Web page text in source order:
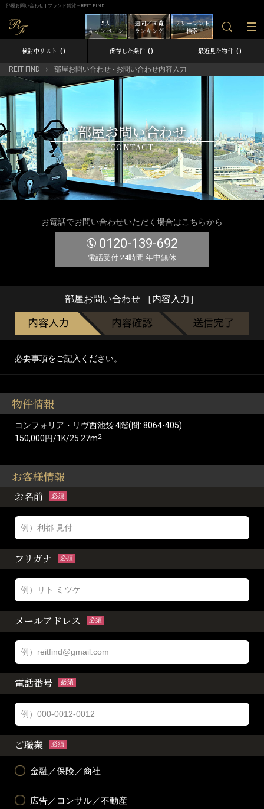
部屋お問い合わせ | ブランド賃貸－REIT FIND
フリーレント
検索
週間／閲覧
ランキング
5大
キャンペーン
検討中リスト 0 保存した条件 0 最近見た物件 0
REIT FIND 部屋お問い合わせ - お問い合わせ内容入力
部屋お問い合わせ
CONTACT
お電話でお問い合わせいただく場合はこちらから
0120-139-692
電話受付 24時間 年中無休
部屋お問い合わせ ［内容入力］
必要事項をご記入ください。
物件情報
コンフォリア・リヴ西池袋 4階(問: 8064-405)
150,000円/1K/25.27m2
お客様情報
お名前 必須
フリガナ 必須
メールアドレス 必須
電話番号 必須
ご職業 必須
金融／保険／商社
広告／コンサル／不動産